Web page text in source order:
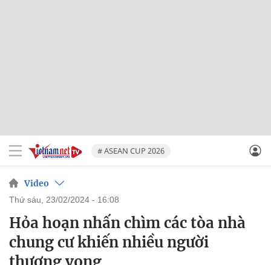
# ASEAN CUP 2026
Video
thứ sáu, 23/02/2024 - 16:08
Hỏa hoạn nhấn chìm các tòa nhà
chung cư khiến nhiều người